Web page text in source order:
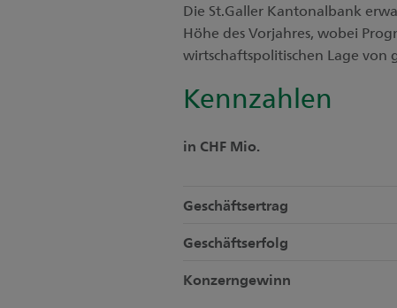
Die St.Galler Kantonalbank
Höhe des Vorjahres, wobei
wirtschaftspolitischen Lage von
Kennzahlen
in CHF Mio.
Geschäftsertrag
Geschäftserfolg
Konzerngewinn